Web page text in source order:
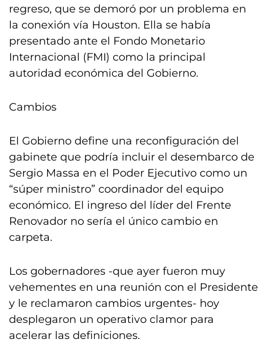
regreso, que se demoró por un problema en
la conexión vía Houston. Ella se había
presentado ante el Fondo Monetario
Internacional (FMI) como la principal
autoridad económica del Gobierno.
Cambios
El Gobierno define una reconfiguración del
gabinete que podría incluir el desembarco de
Sergio Massa en el Poder Ejecutivo como un
“súper ministro” coordinador del equipo
económico. El ingreso del líder del Frente
Renovador no sería el único cambio en
carpeta.
Los gobernadores -que ayer fueron muy
vehementes en una reunión con el Presidente
y le reclamaron cambios urgentes- hoy
desplegaron un operativo clamor para
acelerar las definiciones.